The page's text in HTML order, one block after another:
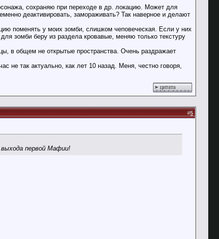
сохраняю при переходе в др. локацию. Может для
деактивировать, замораживать? Так наверное и делают
поменять у моих зомби, слишком чеповеческая. Если у них
зомби беру из раздела кровавые, меняю только текстуру
в общем не открытые пространства. Очень раздражает
не так актуально, как лет 10 назад. Меня, честно говоря,
цитата
#5
первой Мафии!